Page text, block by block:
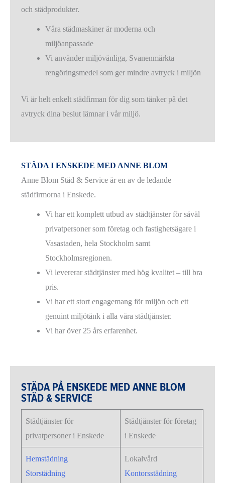
och städprodukter.
Våra städmaskiner är moderna och
miljöanpassade
Vi använder miljövänliga, Svanenmärkta
rengöringsmedel som ger mindre avtryck i miljön
Vi är helt enkelt städfirman för dig som tänker på det
avtryck dina beslut lämnar i vår miljö.
STÄDA I ENSKEDE MED ANNE BLOM
Anne Blom Städ & Service är en av de ledande
städfirmorna i Enskede.
Vi har ett komplett utbud av städtjänster för såväl
privatpersoner som företag och fastighetsägare i
Vasastaden, hela Stockholm samt
Stockholmsregionen.
Vi levererar städtjänster med hög kvalitet – till bra
pris.
Vi har ett stort engagemang för miljön och ett
genuint miljötänk i alla våra städtjänster.
Vi har över 25 års erfarenhet.
STÄDA PÅ ENSKEDE MED ANNE BLOM
STÄD & SERVICE
Städtjänster för
privatpersoner i Enskede
Städtjänster för företag
i Enskede
Hemstädning
Storstädning
Lokalvård
Kontorsstädning